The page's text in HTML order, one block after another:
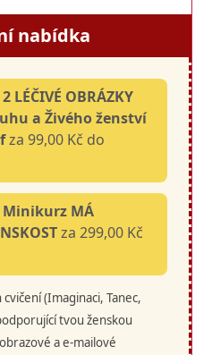
nabídka
2 LÉČIVÉ OBRÁZKY
a Živého ženství
za 99,00 Kč do
Minikurz MÁ
za 299,00 Kč
(Imaginaci, Tanec,
tvou ženskou
a e-mailové